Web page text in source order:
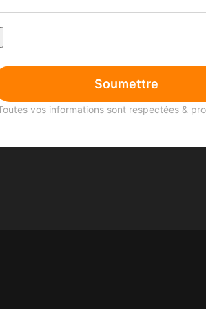
Soumettre
vos informations sont respectées &